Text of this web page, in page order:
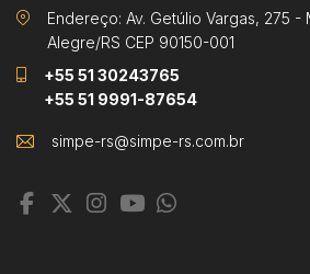
Endereço: Av. Getúlio Vargas, 275
Alegre/RS CEP 90150-001
+55 51 30243765
+55 51 9991-87654